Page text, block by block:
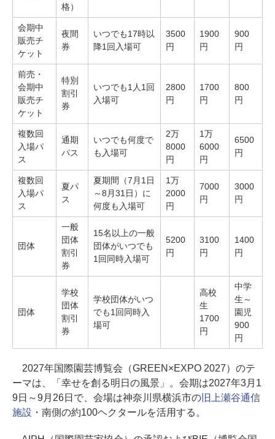
格）
会期中
販売チ
ケット
夜間
券
いつでも17時以
降1回入場可
3500
円
1900
円
900
円
前売・
会期中
販売チ
ケット
特別
割引
券
いつでも1人1回
入場可
2800
円
1700
円
800
円
複数回
入場パ
ス
通期
パス
いつでも何度で
も入場可
2万
8000
円
1万
6000
円
6500
円
複数回
入場パ
ス
夏パ
ス
夏期間（7月1日
～8月31日）に
何度も入場可
1万
2000
円
7000
円
3000
円
団体
一般
団体
割引
券
15名以上の一般
団体がいつでも
1回同時入場可
5200
円
3100
円
1400
円
団体
学校
団体
割引
券
学校団体がいつ
でも1回同時入
場可
高校
生
1700
円
中学
生～
園児
900
円
2027年国際園芸博覧会（GREEN×EXPO 2027）のテ
ーマは、「幸せを創る明日の風景」。会期は2027年3月1
9日～9月26日で、会場は神奈川県横浜市の旧上瀬谷通信
施設 ・南側の約100ヘクタールを活用する。